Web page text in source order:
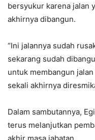
bersyukur karena jalan
akhirnya dibangun.
“Ini jalannya sudah
sekarang sudah
untuk membangun
sekali akhirnya
Dalam sambutannya,
terus melanjutkan
akhir masa jabatan.